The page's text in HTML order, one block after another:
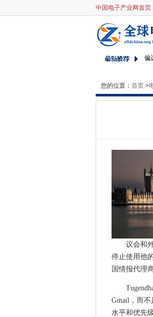
中国电子产业网首页
偏
在
爱
下
安
您的位置： 首页 >
议会和
停止使用他
国情报代理
Gmail，而
水平和优先